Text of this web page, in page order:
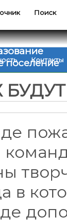
Поиск
поселение
Контакты
в